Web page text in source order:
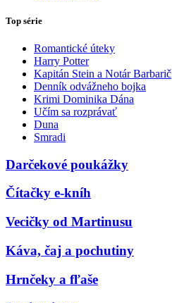
Top série
Romantické úteky
Harry Potter
Kapitán Stein a Notár Barbarič
Denník odvážneho bojka
Krimi Dominika Dána
Učím sa rozprávať
Duna
Smradi
Darčekové poukážky
Čítačky e-kníh
Vecičky od Martinusu
Káva, čaj a pochutiny
Hrnčeky a fľaše